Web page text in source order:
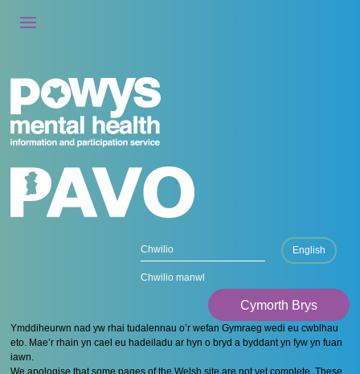
Chwilio manwl
English
Cymorth Brys
Ymddiheurwn nad yw rhai tudalennau o’r wefan Gymraeg wedi eu cwblhau
eto. Mae’r rhain yn cael eu hadeiladu ar hyn o bryd a byddant yn fyw yn fuan
iawn.
We apologise that some pages of the Welsh site are not yet complete. These